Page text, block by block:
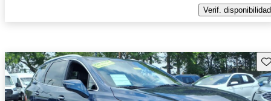
Verif. disponibilidad